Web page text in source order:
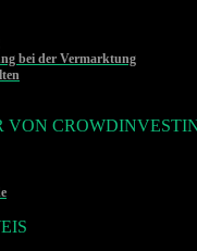
bei der Vermarktung
VON